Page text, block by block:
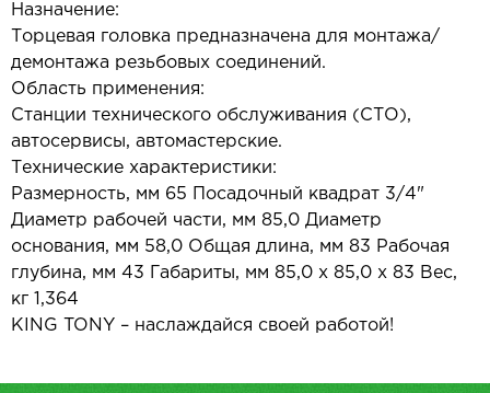
Назначение:
Торцевая головка предназначена для монтажа/
демонтажа резьбовых соединений.
Область применения:
Станции технического обслуживания (СТО),
автосервисы, автомастерские.
Технические характеристики:
Размерность, мм 65 Посадочный квадрат 3/4"
Диаметр рабочей части, мм 85,0 Диаметр
основания, мм 58,0 Общая длина, мм 83 Рабочая
глубина, мм 43 Габариты, мм 85,0 х 85,0 х 83 Вес,
кг 1,364
KING TONY – наслаждайся своей работой!